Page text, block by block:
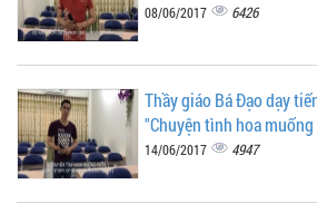
08/06/2017 6426
Thầy giáo Bá Đạo dạy
"Chuyện tình hoa
14/06/2017 4947